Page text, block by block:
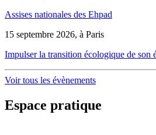
Assises nationales des Ehpad
15 septembre 2026, à Paris
Impulser la transition écologique de son
Voir tous les évènements
Espace pratique